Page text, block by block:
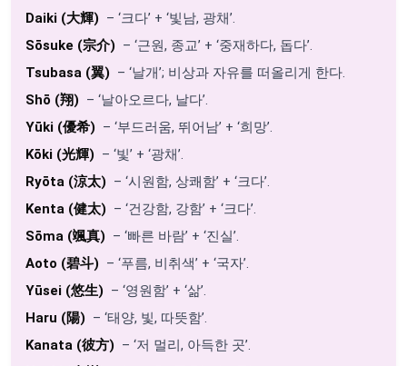
Daiki (大輝) – ‘크다’ + ‘빛남, 광채’.
Sōsuke (宗介) – ‘근원, 종교’ + ‘중재하다, 돕다’.
Tsubasa (翼) – ‘날개’; 비상과 자유를 떠올리게 한다.
Shō (翔) – ‘날아오르다, 날다’.
Yūki (優希) – ‘부드러움, 뛰어남’ + ‘희망’.
Kōki (光輝) – ‘빛’ + ‘광채’.
Ryōta (涼太) – ‘시원함, 상쾌함’ + ‘크다’.
Kenta (健太) – ‘건강함, 강함’ + ‘크다’.
Sōma (颯真) – ‘빠른 바람’ + ‘진실’.
Aoto (碧斗) – ‘푸름, 비취색’ + ‘국자’.
Yūsei (悠生) – ‘영원함’ + ‘삶’.
Haru (陽) – ‘태양, 빛, 따뜻함’.
Kanata (彼方) – ‘저 멀리, 아득한 곳’.